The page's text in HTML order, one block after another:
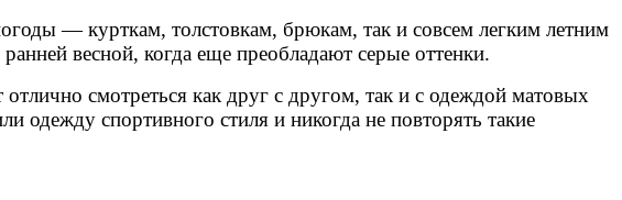
— курткам, толстовкам, брюкам, так и совсем легким летним
весной, когда еще преобладают серые оттенки.
смотреться как друг с другом, так и с одеждой матовых
спортивного стиля и никогда не повторять такие